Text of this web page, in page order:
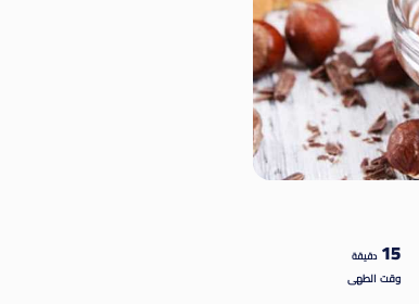
15 دقيقة
وقت الطهى